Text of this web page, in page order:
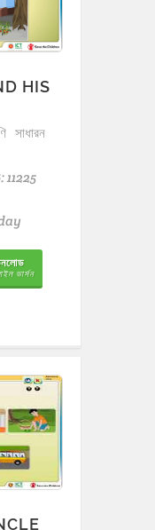
HIS
সাধারন
11225
ভার্সন